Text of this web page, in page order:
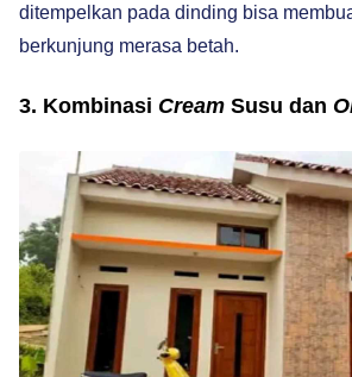
ditempelkan pada dinding bisa
berkunjung merasa betah.
3. Kombinasi Cream Susu dan